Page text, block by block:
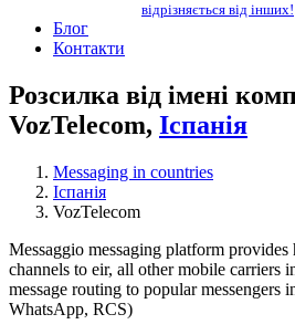
відрізняється від інших!
Блог
Контакти
Розсилка від імені
VozTelecom, Іспанія
Messaging in countries
Іспанія
VozTelecom
Messaggio messaging platform
channels to eir, all other mobile carriers
message routing to popular messengers
WhatsApp, RCS)